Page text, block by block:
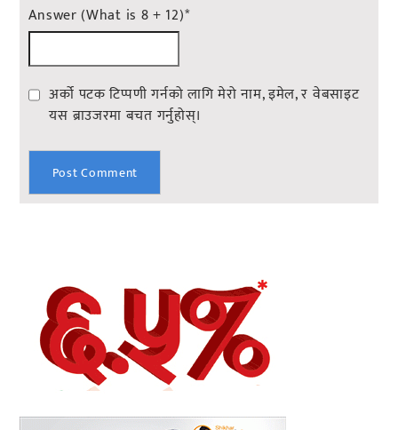
Answer (What is 8 + 12)*
अर्को पटक टिप्पणी गर्नको लागि मेरो नाम, इमेल, र वेबसाइट
यस ब्राउजरमा बचत गर्नुहोस्।